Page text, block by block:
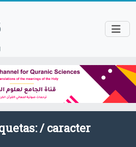
/caracter